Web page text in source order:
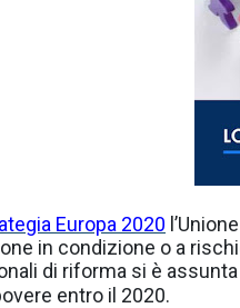
Europa 2020
in condizione o a
di riforma si è
entro il 2020.